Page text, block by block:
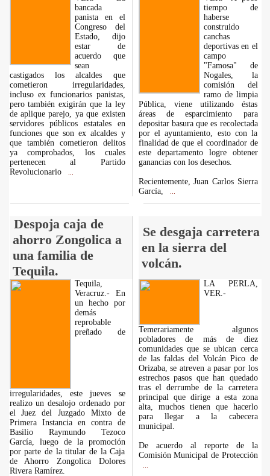
bancada
panista en el
Congreso del
Estado, dijo
estar de
acuerdo que
sean
castigados los alcaldes que
cometieron irregularidades,
incluso ex funcionarios panistas,
pero también exigirán que la ley
de aplique parejo, ya que existen
servidores públicos estatales en
funciones que son ex alcaldes y
que también cometieron delitos
ya comprobados, los cuales
pertenecen al Partido
Revolucionario
tiempo de
haberse
construido
canchas
deportivas en el
campo
"Famosa" de
Nogales, la
comisión del
ramo de limpia
Pública, viene utilizando éstas
áreas de esparcimiento para
depositar basura que es recolectada
por el ayuntamiento, esto con la
finalidad de que el coordinador de
este departamento logre obtener
ganancias con los desechos.
Recientemente, Juan Carlos Sierra
García,
Despoja caja de
ahorro Zongolica a
una familia de
Tequila.
Se desgaja carretera
en la sierra del
volcán.
Tequila,
Veracruz.- En
un hecho por
demás
reprobable
preñado de
irregularidades, este jueves se
realizo un desalojo ordenado por
el Juez del Juzgado Mixto de
Primera Instancia en contra de
Basilio Raymundo Tezoco
García, luego de la promoción
por parte de la titular de la Caja
de Ahorro Zongolica Dolores
Rivera Ramírez.
LA PERLA,
VER.-
Temerariamente algunos
pobladores de más de diez
comunidades que se ubican cerca
de las faldas del Volcán Pico de
Orizaba, se atreven a pasar por los
estrechos pasos que han quedado
tras el derrumbe de la carretera
principal que dirige a esta zona
alta, muchos tienen que hacerlo
para llegar a la cabecera
municipal.
De acuerdo al reporte de la
Comisión Municipal de Protección